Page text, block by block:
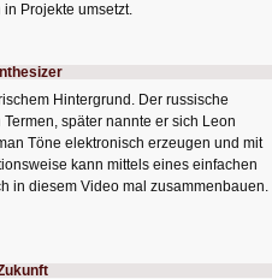
Projekte umsetzt.
Hintergrund. Der russische
später nannte er sich Leon
Töne elektronisch erzeugen und mit
kann mittels eines einfachen
in diesem Video mal zusammenbauen.